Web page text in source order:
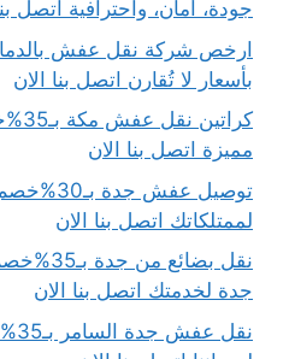
جودة، أمان، واحترافية اتصل
بأسعار لا تُقارن اتصل بنا الان
مميزة اتصل بنا الان
توصيل عفش
لممتلكاتك اتصل بنا الان
نقل
جدة لخدمتك اتصل بنا الان